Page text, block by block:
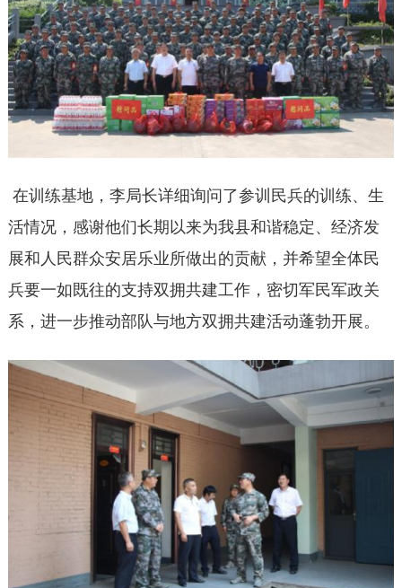
在训练基地，李局长详细询问了参训民兵的训练、生
活情况，感谢他们长期以来为我县和谐稳定、经济发
展和人民群众安居乐业所做出的贡献，并希望全体民
兵要一如既往的支持双拥共建工作，密切军民军政关
系，进一步推动部队与地方双拥共建活动蓬勃开展。